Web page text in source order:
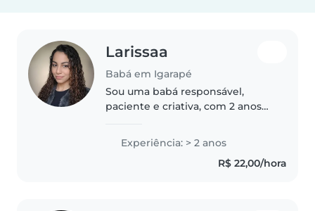
Larissaa
Babá em Igarapé
Sou uma babá responsável,
paciente e criativa, com 2 anos
crianças em idade pré-escolar e
escolar. Tenho certificação em
primeiros socorros e adoro
Experiência: > 2 anos
R$ 22,00/hora